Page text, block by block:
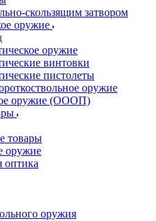
скользящим затвором
оружие
оружие
винтовки
пистолеты
оружие
оружие (ОООП)
товары
оружие
оптика
оружия